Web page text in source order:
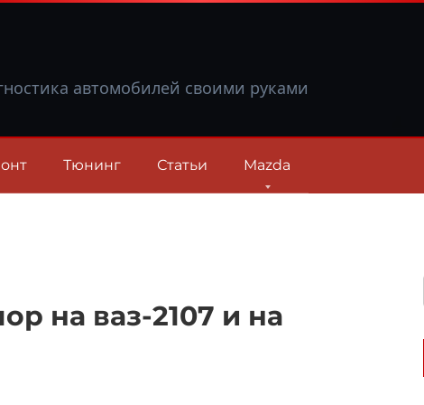
автомобилей своими руками
Тюнинг Статьи Mazda
на ваз-2107 и на